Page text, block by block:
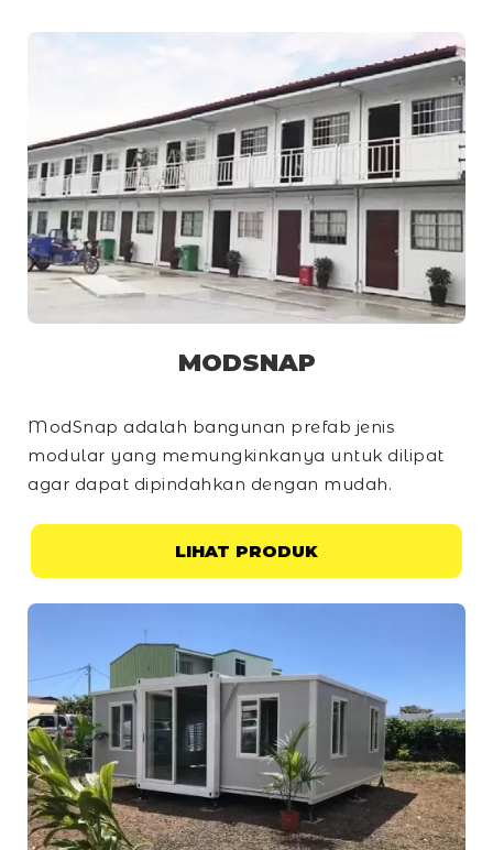
MODSNAP
ModSnap adalah bangunan prefab jenis
modular yang memungkinkanya untuk dilipat
agar dapat dipindahkan dengan mudah.
LIHAT PRODUK